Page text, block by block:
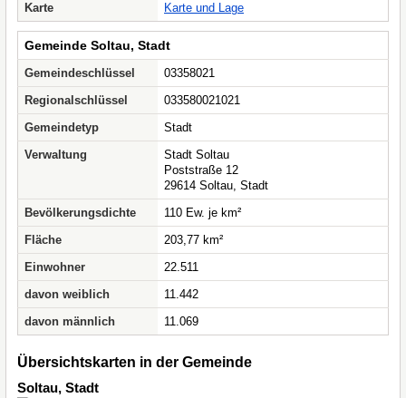
Karte
Karte und Lage
Gemeinde Soltau, Stadt
Gemeindeschlüssel
03358021
Regionalschlüssel
033580021021
Gemeindetyp
Stadt
Verwaltung
Stadt Soltau
Poststraße 12
29614 Soltau, Stadt
Bevölkerungsdichte
110 Ew. je km²
Fläche
203,77 km²
Einwohner
22.511
davon weiblich
11.442
davon männlich
11.069
Übersichtskarten in der Gemeinde
Soltau, Stadt